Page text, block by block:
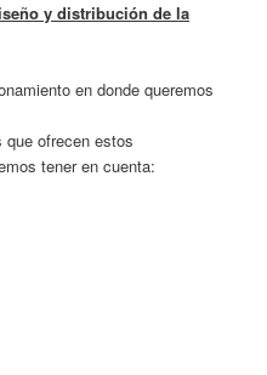
y distribución de la
en donde queremos
ofrecen estos
tener en cuenta: